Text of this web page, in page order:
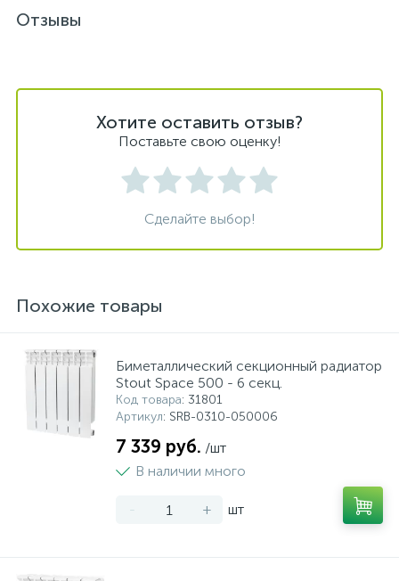
Отзывы
Хотите оставить отзыв?
Поставьте свою оценку!
Сделайте выбор!
Похожие товары
Биметаллический секционный радиатор
Stout Space 500 - 6 секц.
Код товара: 31801
Артикул: SRB-0310-050006
7 339 руб. /шт
В наличии много
- + шт